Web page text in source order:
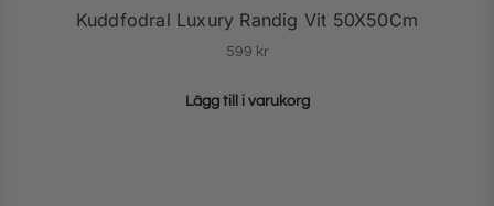
Kuddfodral Luxury Randig Vit 50X50Cm
599 kr
Lägg till i varukorg